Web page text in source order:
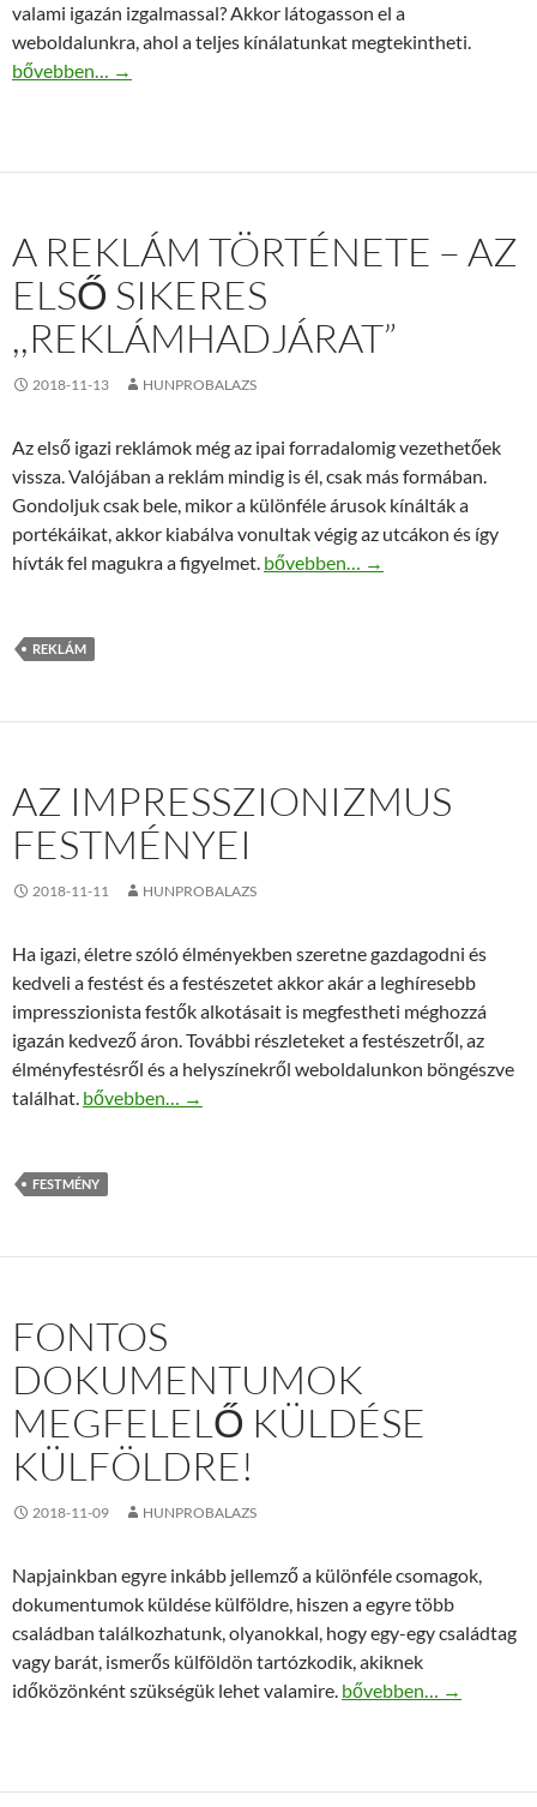
valami igazán izgalmassal? Akkor látogasson el a
weboldalunkra, ahol a teljes kínálatunkat megtekintheti.
Kalóz hordóban társasjáték a legkisebbek számára
bővebben… →
A REKLÁM TÖRTÉNETE – AZ
ELSŐ SIKERES
,,REKLÁMHADJÁRAT”
2018-11-13 HUNPROBALAZS
Az első igazi reklámok még az ipai forradalomig vezethetőek
vissza. Valójában a reklám mindig is él, csak más formában.
Gondoljuk csak bele, mikor a különféle árusok kínálták a
portékáikat, akkor kiabálva vonultak végig az utcákon és így
hívták fel magukra a figyelmet. A reklám története – az első
bővebben… →
REKLÁM
AZ IMPRESSZIONIZMUS
FESTMÉNYEI
2018-11-11 HUNPROBALAZS
Ha igazi, életre szóló élményekben szeretne gazdagodni és
kedveli a festést és a festészetet akkor akár a leghíresebb
impresszionista festők alkotásait is megfestheti méghozzá
igazán kedvező áron. További részleteket a festészetről, az
élményfestésről és a helyszínekről weboldalunkon böngészve
találhat. Az Impresszionizmus festményei
bővebben… →
FESTMÉNY
FONTOS
DOKUMENTUMOK
MEGFELELŐ KÜLDÉSE
KÜLFÖLDRE!
2018-11-09 HUNPROBALAZS
Napjainkban egyre inkább jellemző a különféle csomagok,
dokumentumok küldése külföldre, hiszen a egyre több
családban találkozhatunk, olyanokkal, hogy egy-egy családtag
vagy barát, ismerős külföldön tartózkodik, akiknek
időközönként szükségük lehet valamire. Fontos
bővebben… →